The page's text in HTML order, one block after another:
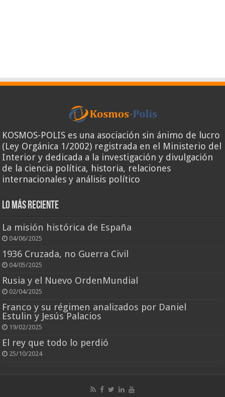
KOSMOS-POLIS es una asociación sin ánimo de lucro
(Ley Orgánica 1/2002) registrada en el Ministerio del
Interior y dedicada a la investigación y divulgación
de la ciencia política, historia, relaciones
internacionales y análisis político
Lo más reciente
La misión histórica de España
04/06/2025
1936 Cruzada, no Guerra Civil
04/05/2025
Rusia y el Nuevo OrdenMundial
02/04/2025
Franco y su régimen analizados por Daniel
Estulin y Jesús Palacios
19/02/2025
El rey que todo lo perdió
25/10/2024